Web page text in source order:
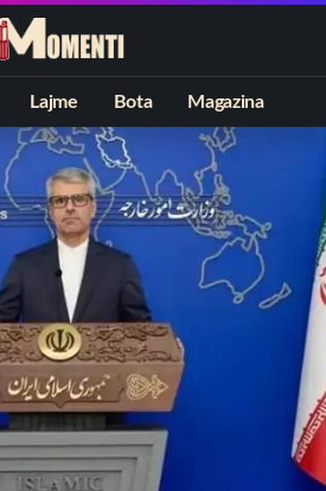
Lajme Bota Magazina